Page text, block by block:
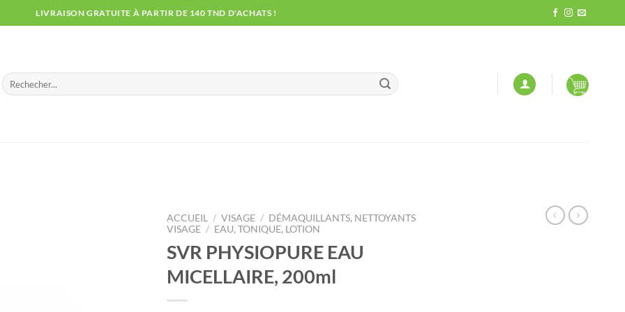
LIVRAISON GRATUITE À PARTIR DE 140 TND D'ACHATS !
Recherche
pour :
ACCUEIL / VISAGE / DÉMAQUILLANTS, NETTOYANTS
VISAGE / EAU, TONIQUE, LOTION
SVR PHYSIOPURE EAU
MICELLAIRE, 200ml